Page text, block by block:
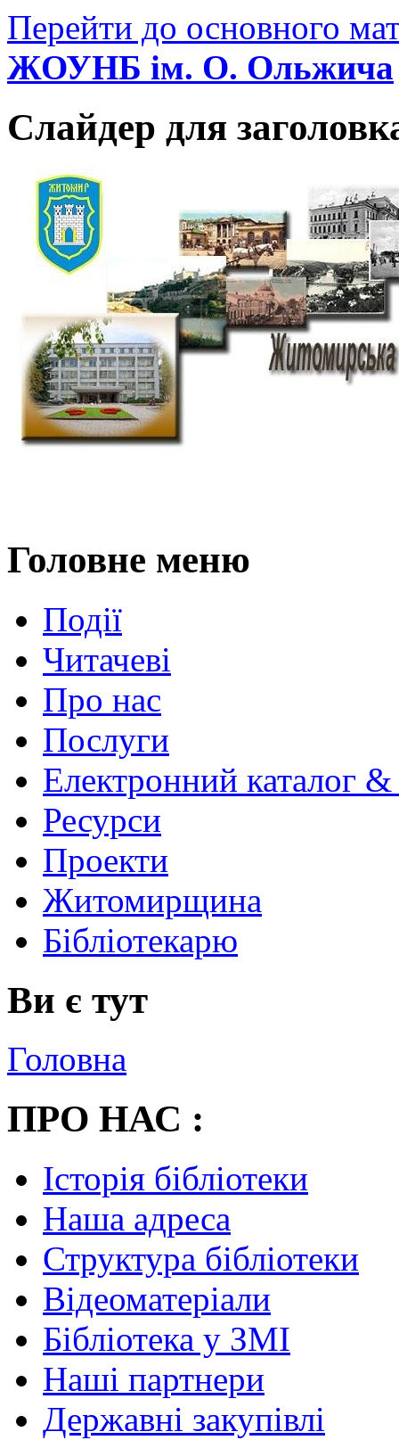
Перейти до основного
ЖОУНБ ім. О. Ольжича
Слайдер для
Головне меню
Події
Читачеві
Про нас
Послуги
Електронний каталог
Ресурси
Проекти
Житомирщина
Бібліотекарю
Ви є тут
Головна
ПРО НАС :
Історія бібліотеки
Наша адреса
Структура бібліотеки
Відеоматеріали
Бібліотека у ЗМІ
Наші партнери
Державні закупівлі